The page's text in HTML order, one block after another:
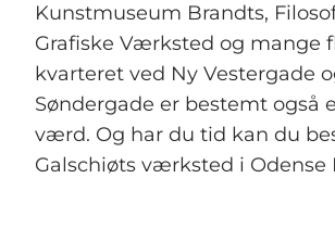
Kunstmuseum Brandts,
Grafiske Værksted og mange
kvarteret ved Ny Vestergade
Søndergade er bestemt også
værd. Og har du tid kan du
Galschiøts værksted i Odense